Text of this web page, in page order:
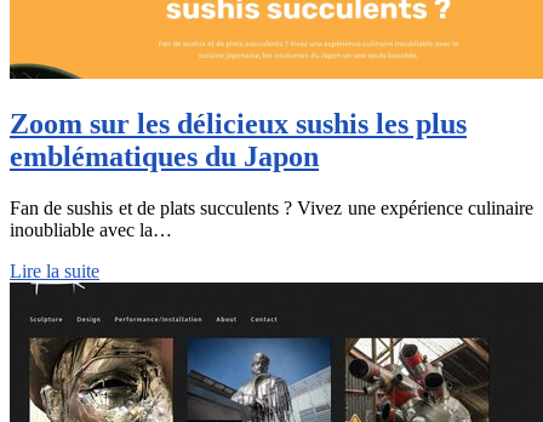
Zoom sur les délicieux sushis les plus
emblématiques du Japon
Fan de sushis et de plats succulents ? Vivez une expérience culinaire
inoubliable avec la…
Lire la suite